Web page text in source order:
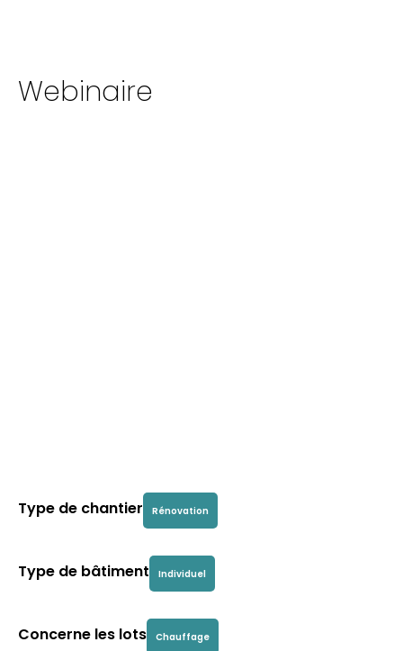
Webinaire
Type de chantier Rénovation
Type de bâtiment Individuel
Concerne les lots Chauffage